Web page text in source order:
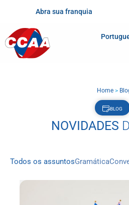
Abra sua franquia
Home >
BLOG
NOVIDADES
Todos os assuntosGramática